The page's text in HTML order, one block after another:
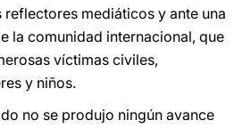
reflectores mediáticos y ante una
la comunidad internacional, que
víctimas civiles,
y niños.
no se produjo ningún avance